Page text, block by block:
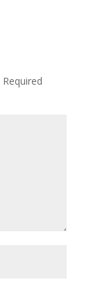
Required